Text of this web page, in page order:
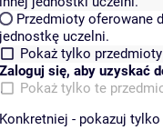
Przedmioty oferowane
jednostkę uczelni.
Pokaż tylko
Zaloguj się, aby uzyskać
Pokaż tylko te
Konkretniej - pokazuj